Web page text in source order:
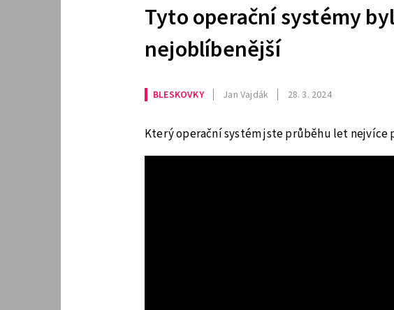
Tyto operační systémy
nejoblíbenější
BLESKOVKY Jan Vajdák 28. 3. 2024
Který operační systém jste průběhu let nejvíce